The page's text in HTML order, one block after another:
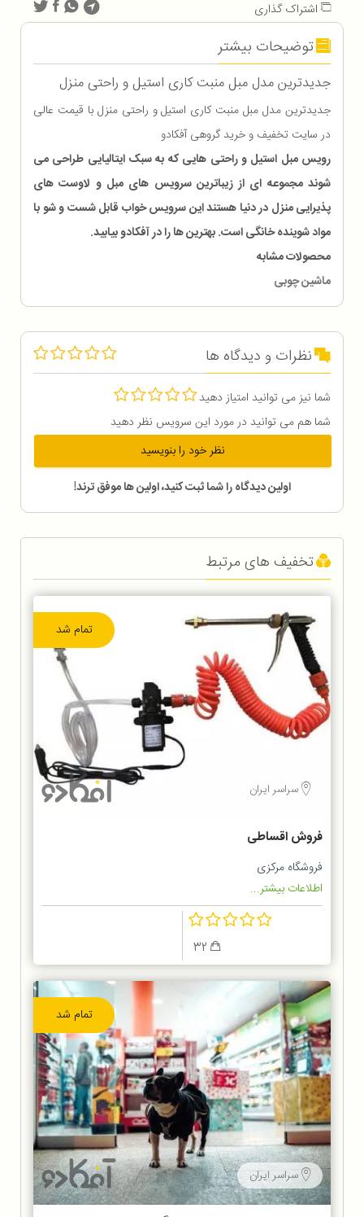
اشتراک گذاری
توضیحات بیشتر
جدیدترین مدل مبل منبت کاری استیل و راحتی منزل
جدیدترین مدل مبل منبت کاری استیل و راحتی منزل با قیمت عالی
در سایت تخفیف و خرید گروهی آفکادو
رویس مبل استیل و راحتی هایی که به سبک ایتالیایی طراحی می
شوند مجموعه ای از زیباترین سرویس های مبل و لاوست های
پذیرایی منزل در دنیا هستند این سرویس خواب قابل شست و شو با
مواد شوینده خانگی است. بهترین ها را در آفکادو بیابید.
محصولات مشابه
ماشین چوبی
نظرات و دیدگاه ها
شما نیز می توانید امتیاز دهید
شما هم می توانید در مورد این سرویس نظر دهید
نظر خود را بنویسید
اولین دیدگاه را شما ثبت کنید، اولین ها موفق ترند!
تخفیف های مرتبط
تمام شد
سراسر ایران
فروش اقساطی
فروشگاه مرکزی
اطلاعات بیشتر...
تمام شد
سراسر ایران